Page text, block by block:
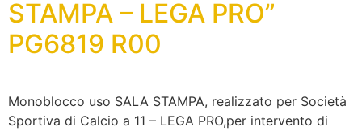
STAMPA – LEGA PRO”
PG6819 R00
Monoblocco uso SALA STAMPA, realizzato per Società
Sportiva di Calcio a 11 – LEGA PRO,per intervento di